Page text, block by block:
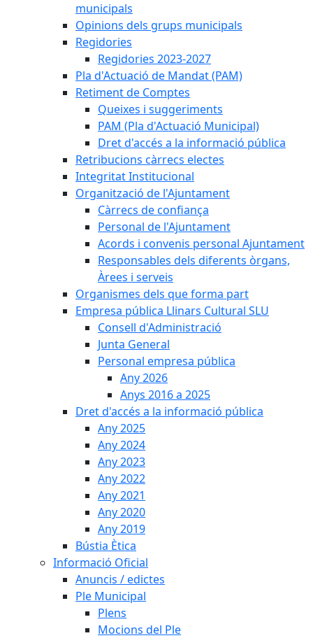
municipals
Opinions dels grups municipals
Regidories
Regidories 2023-2027
Pla d'Actuació de Mandat (PAM)
Retiment de Comptes
Queixes i suggeriments
PAM (Pla d'Actuació Municipal)
Dret d'accés a la informació pública
Retribucions càrrecs electes
Integritat Institucional
Organització de l'Ajuntament
Càrrecs de confiança
Personal de l'Ajuntament
Acords i convenis personal Ajuntament
Responsables dels diferents òrgans,
Àrees i serveis
Organismes dels que forma part
Empresa pública Llinars Cultural SLU
Consell d'Administració
Junta General
Personal empresa pública
Any 2026
Anys 2016 a 2025
Dret d'accés a la informació pública
Any 2025
Any 2024
Any 2023
Any 2022
Any 2021
Any 2020
Any 2019
Bústia Ètica
Informació Oficial
Anuncis / edictes
Ple Municipal
Plens
Mocions del Ple